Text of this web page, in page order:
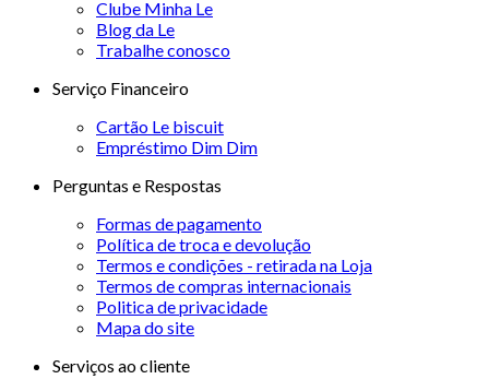
Clube Minha Le
Blog da Le
Trabalhe conosco
Serviço Financeiro
Cartão Le biscuit
Empréstimo Dim Dim
Perguntas e Respostas
Formas de pagamento
Política de troca e devolução
Termos e condições - retirada na Loja
Termos de compras internacionais
Politica de privacidade
Mapa do site
Serviços ao cliente